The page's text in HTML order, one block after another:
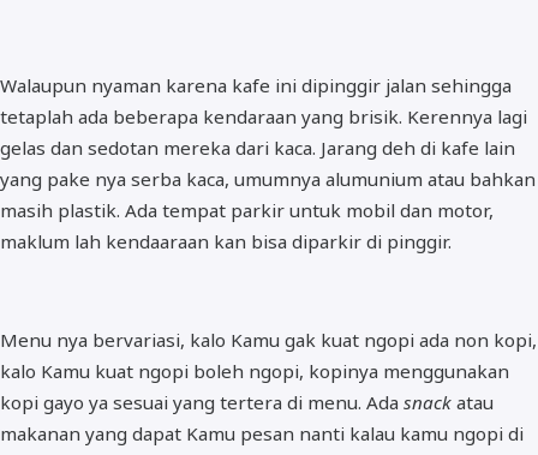
Walaupun nyaman karena kafe ini dipinggir jalan sehingga
tetaplah ada beberapa kendaraan yang brisik. Kerennya lagi
gelas dan sedotan mereka dari kaca. Jarang deh di kafe lain
yang pake nya serba kaca, umumnya alumunium atau bahkan
masih plastik. Ada tempat parkir untuk mobil dan motor,
maklum lah kendaaraan kan bisa diparkir di pinggir.
Menu nya bervariasi, kalo Kamu gak kuat ngopi ada non kopi,
kalo Kamu kuat ngopi boleh ngopi, kopinya menggunakan
kopi gayo ya sesuai yang tertera di menu. Ada snack atau
makanan yang dapat Kamu pesan nanti kalau kamu ngopi di